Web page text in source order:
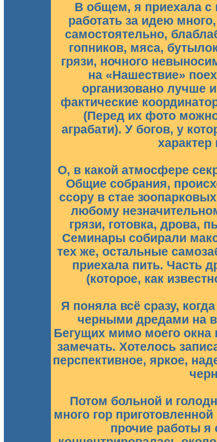
В общем, я приехала
работать за идею
самостоятельно,
гопников, мяса,
грязи, ночного
на «Нашествие»
организовано лучше
фактические
(Перед их фото
аграбати). У богов, у
О, в какой атмосфере
Общие собрания,
ссору в стае
любому
грязи, готовка, дрова,
Семинары собирали
тех же, остальные
приехала пить. Часть
(которое, как
Я поняла всё сразу,
черными дредами на
Бегущих мимо моего окна
замечать. Хотелось
перспективное, яркое,
Потом больной и
много гор
прочие работы я